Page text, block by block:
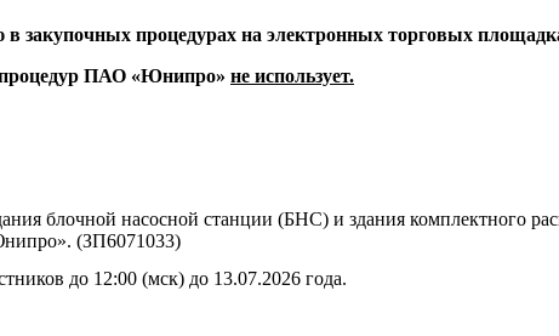
закупочных процедурах на электронных торговых
процедур ПАО «Юнипро» не использует.
блочной насосной станции (БНС) и здания комплектного
(ЗП6071033)
до 12:00 (мск) до 13.07.2026 года.